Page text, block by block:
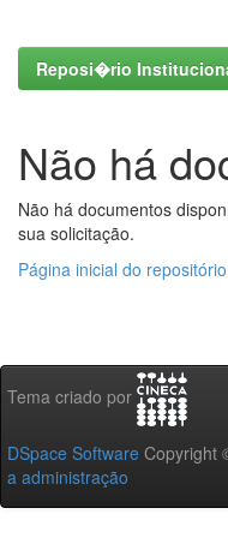
Reposi�rio
Não há
Não há documentos
sua solicitação.
Página inicial do repositório
Tema criado por
DSpace Software Copyright
a administração